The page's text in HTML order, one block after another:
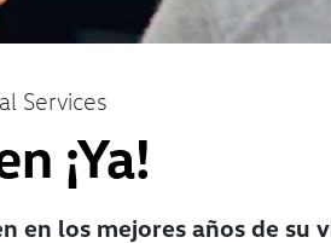
Services
¡Ya!
en los mejores años de su